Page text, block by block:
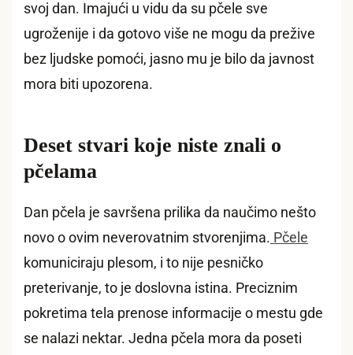
svoj dan. Imajući u vidu da su pčele sve
ugroženije i da gotovo više ne mogu da prežive
bez ljudske pomoći, jasno mu je bilo da javnost
mora biti upozorena.
Deset stvari koje niste znali o
pčelama
Dan pčela je savršena prilika da naučimo nešto
novo o ovim neverovatnim stvorenjima. Pčele
komuniciraju plesom, i to nije pesničko
preterivanje, to je doslovna istina. Preciznim
pokretima tela prenose informacije o mestu gde
se nalazi nektar. Jedna pčela mora da poseti